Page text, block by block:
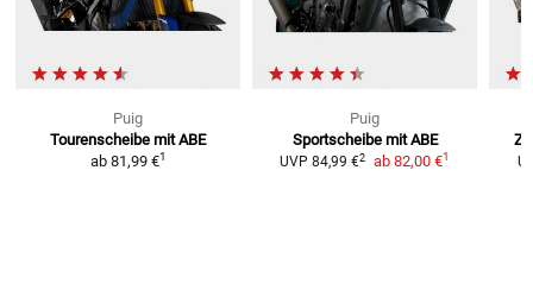
Puig
Tourenscheibe mit ABE
ab 81,99 €1
Puig
Sportscheibe mit ABE
UVP 84,99 €2 ab 82,00 €1
Z-